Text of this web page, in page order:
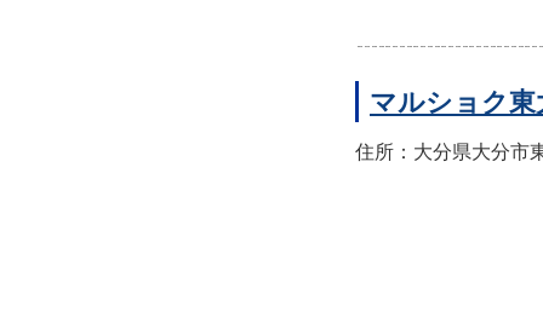
マルショク東
住所：大分県大分市